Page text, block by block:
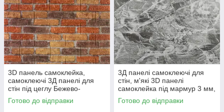
3D панель самоклейка,
самоклеючі 3Д панелі для
стін під цеглу Бежево-
коричнева Катеринославська,
3 мм
Готово до відправки
3Д панелі самоклеючі для
стін, м'які 3D панелі
самоклейка під мармур 3 мм,
Чорний
Готово до відправки